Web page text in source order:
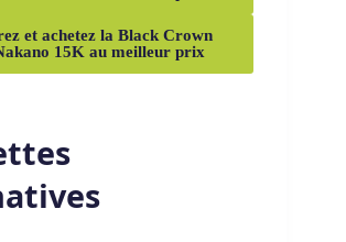
Piton Nakato 15Kest un choix
de qualité supérieure et sa
cette raquette offre une
et une réactivité
Bien qu’elle puisse nécessiter une
pour las joueurs habitués à des